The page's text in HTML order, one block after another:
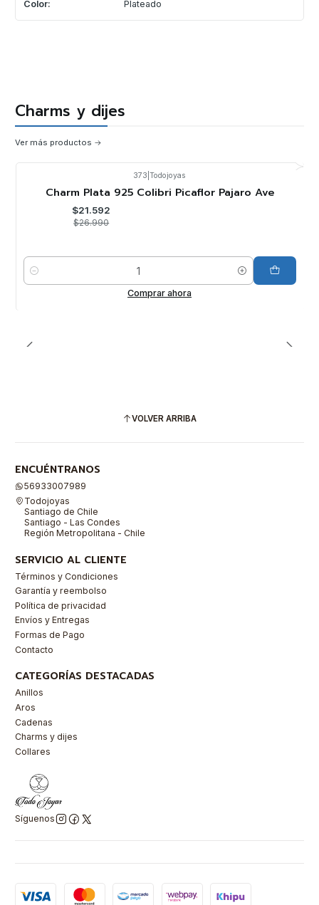
Color: Plateado
Charms y dijes
Ver más productos
373 Todojoyas
Charm Plata 925 Colibri Picaflor Pajaro Ave
$21.592
$26.990
Cantidad
Comprar ahora
VOLVER ARRIBA
ENCUÉNTRANOS
56933007989
Todojoyas
Santiago de Chile
Santiago - Las Condes
Región Metropolitana - Chile
SERVICIO AL CLIENTE
Términos y Condiciones
Garantía y reembolso
Política de privacidad
Envíos y Entregas
Formas de Pago
Contacto
CATEGORÍAS DESTACADAS
Anillos
Aros
Cadenas
Charms y dijes
Collares
Síguenos